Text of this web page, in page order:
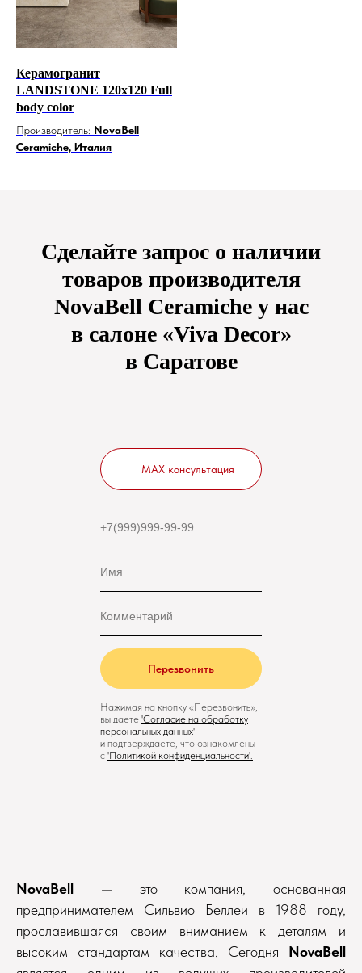
Керамогранит
LANDSTONE 120x120 Full
body color
Производитель: NovaBell
Ceramiche, Италия
Сделайте запрос о наличии
товаров производителя
NovaBell Ceramiche у нас
в салоне «Viva Decor»
в Саратове
Перезвонить
Нажимая на кнопку «Перезвонить»,
вы даете 'Cогласие на обработку
персональных данных'
и подтверждаете, что ознакомлены
с 'Политикой конфиденциальности'.
MAX консультация
NovaBell — это компания, основанная
предпринимателем Сильвио Беллеи в 1988 году,
прославившаяся своим вниманием к деталям и
высоким стандартам качества. Сегодня NovaBell